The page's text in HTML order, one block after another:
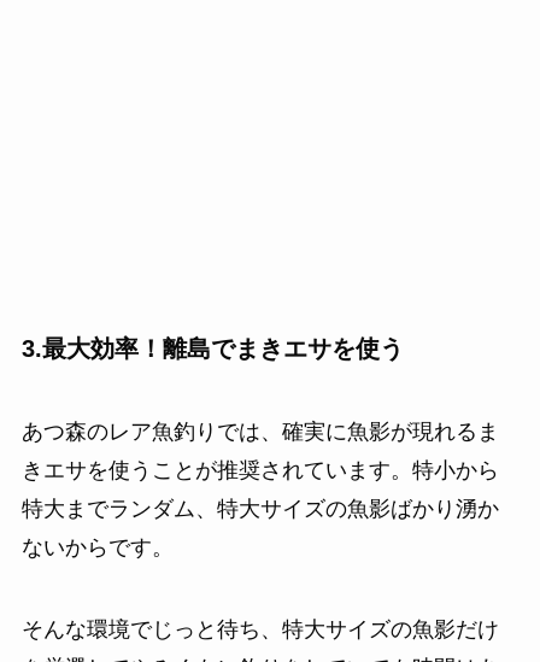
3.最大効率！離島でまきエサを使う
あつ森のレア魚釣りでは、確実に魚影が現れるま
きエサを使うことが推奨されています。特小から
特大までランダム、特大サイズの魚影ばかり湧か
ないからです。
そんな環境でじっと待ち、特大サイズの魚影だけ